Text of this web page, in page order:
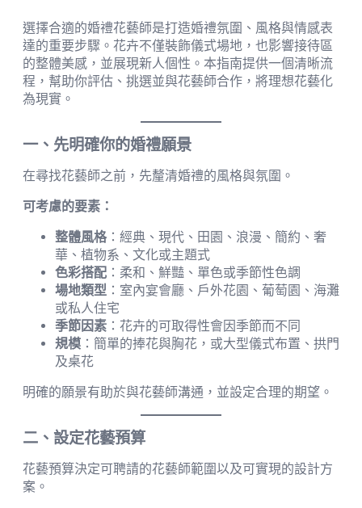
選擇合適的婚禮花藝師是打造婚禮氛圍、風格與情感表
達的重要步驟。花卉不僅裝飾儀式場地，也影響接待區
的整體美感，並展現新人個性。本指南提供一個清晰流
程，幫助你評估、挑選並與花藝師合作，將理想花藝化
為現實。
一、先明確你的婚禮願景
在尋找花藝師之前，先釐清婚禮的風格與氛圍。
可考慮的要素：
整體風格 ：經典、現代、田園、浪漫、簡約、奢
華、植物系、文化或主題式
色彩搭配 ：柔和、鮮豔、單色或季節性色調
場地類型 ：室內宴會廳、戶外花園、葡萄園、海灘
或私人住宅
季節因素 ：花卉的可取得性會因季節而不同
規模 ：簡單的捧花與胸花，或大型儀式布置、拱門
及桌花
明確的願景有助於與花藝師溝通，並設定合理的期望。
二、設定花藝預算
花藝預算決定可聘請的花藝師範圍以及可實現的設計方
案。